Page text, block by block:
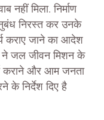
नहीं मिला. निर्माण
निरस्त कर उनके
कराए जाने का आदेश
ने जल जीवन मिशन के
कराने और आम जनता
के निर्देश दिए है